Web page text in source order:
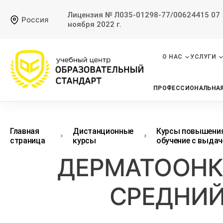
Россия
Лицензия № Л035-01298-77/00624415 07
ноября 2022 г.
О НАС УСЛУГИ
Главная
страница
Дистанционные
курсы
Курсы
обучение с